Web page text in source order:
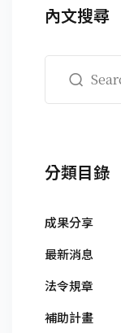
內文搜尋
分類目錄
成果分享
最新消息
法令規章
補助計畫